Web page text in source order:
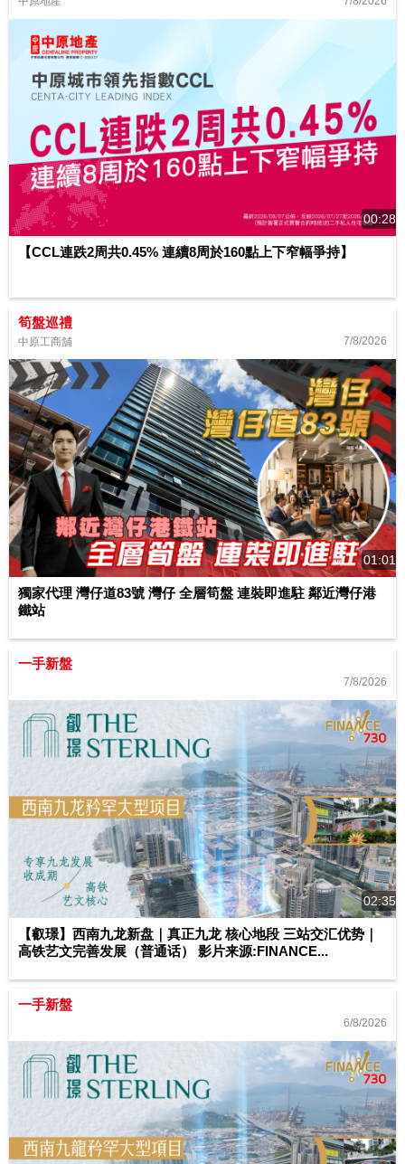
00:28
【CCL連跌2周共0.45% 連續8周於160點上下窄幅爭持】
筍盤巡禮
中原工商舖 7/8/2026
01:01
獨家代理 灣仔道83號 灣仔 全層筍盤 連裝即進駐 鄰近灣仔港
鐵站
一手新盤
7/8/2026
02:35
【叡璟】西南九龙新盘｜真正九龙 核心地段 三站交汇优势｜
高铁艺文完善发展（普通话） 影片来源:FINANCE...
一手新盤
6/8/2026